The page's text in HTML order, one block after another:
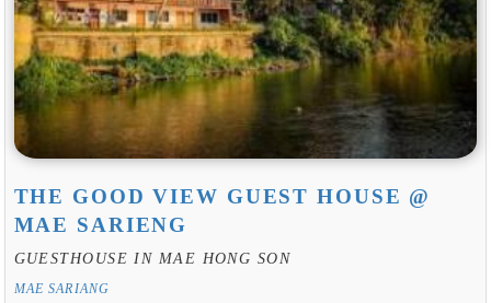
THE GOOD VIEW GUEST HOUSE @
MAE SARIENG
GUESTHOUSE IN MAE HONG SON
MAE SARIANG